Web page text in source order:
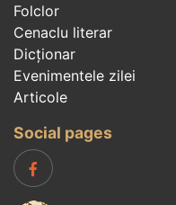
Folclor
Cenaclu literar
Dicționar
Evenimentele zilei
Articole
Social pages